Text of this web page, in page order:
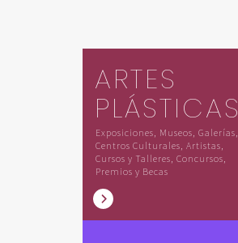
ARTES
PLÁSTICAS
Exposiciones, Museos, Galerías,
Centros Culturales, Artistas,
Cursos y Talleres, Concursos,
Premios y Becas